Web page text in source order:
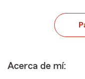
Acerca de mí: